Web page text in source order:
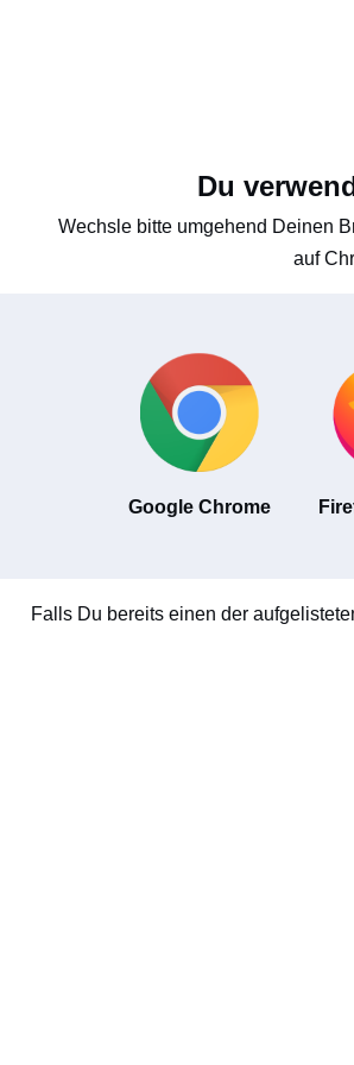
Du
Wechsle bitte umgehend Deinen
auf
Google Chrome
Falls Du bereits einen der